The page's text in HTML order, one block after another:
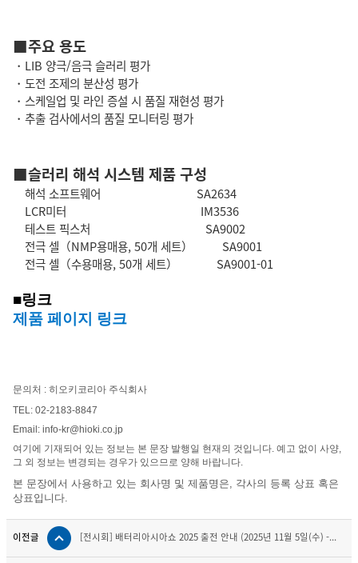
■주요 용도
・LIB 양극/음극 슬러리 평가
・도전 조제의 분산성 평가
・스케일업 및 라인 증설 시 품질 재현성 평가
・추출 검사에서의 품질 모니터링 평가
■슬러리 해석 시스템 제품 구성
해석 소프트웨어 SA2634
LCR미터 IM3536
테스트 픽스처 SA9002
전극 셀（NMP용매용, 50개 세트） SA9001
전극 셀（수용매용, 50개 세트） SA9001-01
■링크
제품 페이지 링크
문의처 : 히오키코리아 주식회사
TEL: 02-2183-8847
Email: info-kr@hioki.co.jp
여기에 기재되어 있는 정보는 본 문장 발행일 현재의 것입니다. 예고 없이 사양,
그 외 정보는 변경되는 경우가 있으므로 양해 바랍니다.
본 문장에서 사용하고 있는 회사명 및 제품명은, 각사의 등록 상표 혹은
상표입니다.
이전글 [전시회] 배터리아시아쇼 2025 출전 안내 (2025년 11월 5일(수) -...